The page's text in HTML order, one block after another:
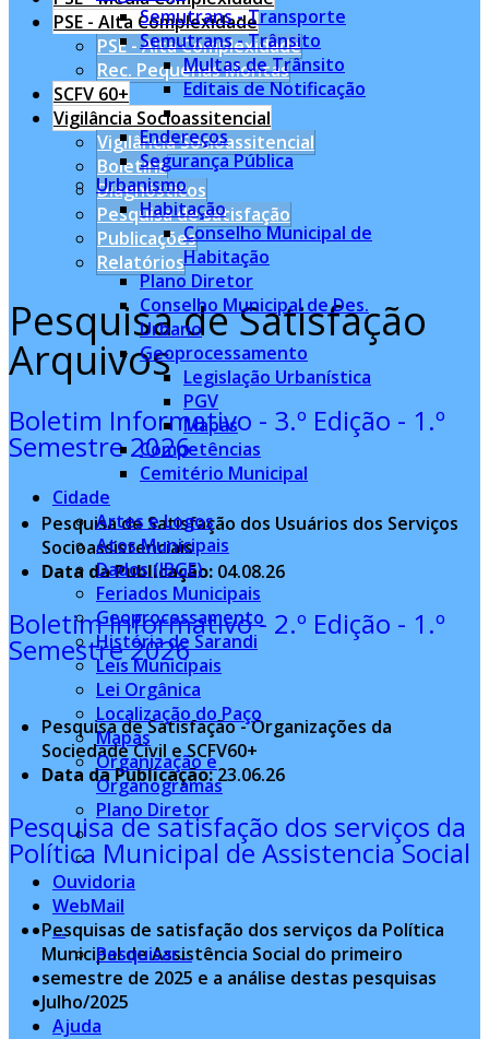
Semutrans - Transporte
Semutrans - Trânsito
Multas de Trânsito
Editais de Notificação
Endereços
Segurança Pública
Urbanismo
Habitação
Conselho Municipal de
Habitação
Plano Diretor
Conselho Municipal de Des.
Urbano
Geoprocessamento
Legislação Urbanística
PGV
Mapas
Competências
Cemitério Municipal
Cidade
Artes e Logos
Atos Municipais
Dados (IBGE)
Feriados Municipais
Geoprocessamento
História de Sarandi
Leis Municipais
Lei Orgânica
Localização do Paço
Mapas
Organização e
Organogramas
Plano Diretor
Ouvidoria
WebMail
...
Pesquisar...
Ajuda
PSE - Alta Complexidade
PSE - Alta Complexidade
Rec. Pequenas Montas
SCFV 60+
Vigilância Socioassitencial
Vigilância Socioassitencial
Boletins
Diagnósticos
Pesquisa de satisfação
Publicações
Relatórios
Pesquisa de Satisfação
Arquivos
Boletim Informativo - 3.º Edição - 1.º
Semestre 2026
Pesquisa de Satisfação dos Usuários dos Serviços
Socioassistenciais
Data da Publicação: 04.08.26
Boletim Informativo - 2.º Edição - 1.º
Semestre 2026
Pesquisa de Satisfação - Organizações da
Sociedade Civil e SCFV60+
Data da Publicação:23.06.26
Pesquisa de satisfação dos serviços da
Política Municipal de Assistencia Social
Pesquisas de satisfação dos serviços da Política
Municipal de Assistência Social do primeiro
semestre de 2025 e a análise destas pesquisas
Julho/2025